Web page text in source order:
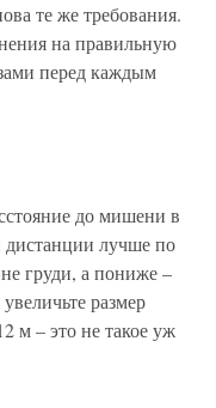
те же требования.
на правильную
перед каждым
до мишени в
дистанции лучше по
груди, а пониже –
размер
м – это не такое уж